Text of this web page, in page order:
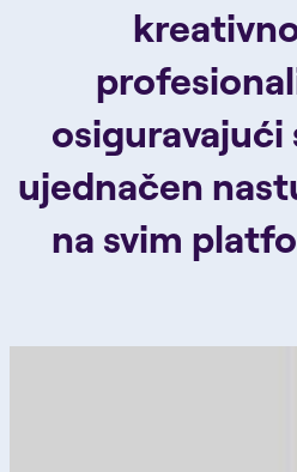
osiguravajući
ujednačen
na svim